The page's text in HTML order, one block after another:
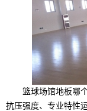
篮球场馆地板哪个
抗压强度、专业特性